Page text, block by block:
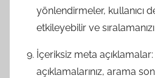
yönlendirmeler, kullanıcı
etkileyebilir ve
İçeriksiz meta
açıklamalarınız, arama